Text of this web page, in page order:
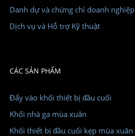
Danh dự và chứng chỉ doanh nghiệp
Dịch vụ và Hỗ trợ Kỹ thuật
CÁC SẢN PHẨM
Đẩy vào khối thiết bị đầu cuối
Khối nhà ga mùa xuân
Khối thiết bị đầu cuối kẹp mùa xuân